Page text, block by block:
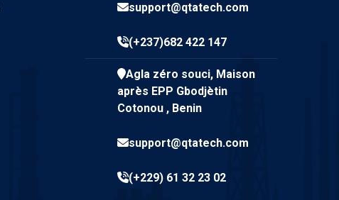
support@qtatech.com
(+237)682 422 147
Agla zéro souci, Maison
après EPP Gbodjètin
Cotonou , Benin
support@qtatech.com
(+229) 61 32 23 02